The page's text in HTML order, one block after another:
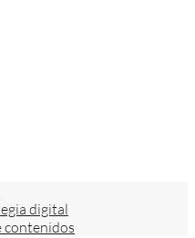
digital
contenidos